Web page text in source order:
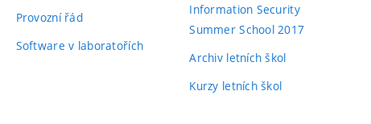
Provozní řád
Software v laboratořích
Information Security
Summer School 2017
Archiv letních škol
Kurzy letních škol